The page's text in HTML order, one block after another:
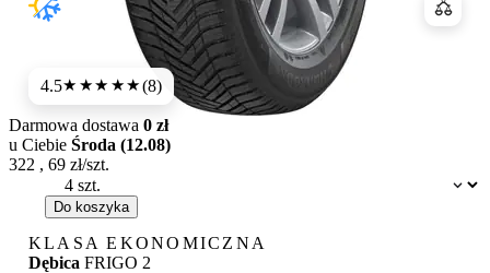
4.5★★★★★(8)
Dostępność:
Darmowa dostawa 0 zł
u Ciebie Środa (12.08)
322 , 69 zł/szt.
Do koszyka
KLASA EKONOMICZNA
Dębica FRIGO 2